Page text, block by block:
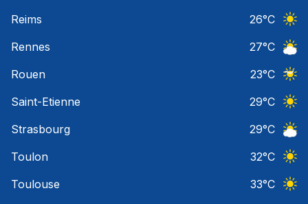
Reims
26°C
Rennes
27°C
Rouen
23°C
Saint-Etienne
29°C
Strasbourg
29°C
Toulon
32°C
Toulouse
33°C